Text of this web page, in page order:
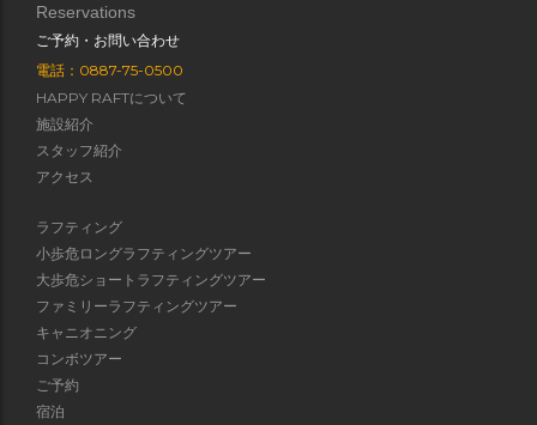
Reservations
ご予約・お問い合わせ
電話：0887-75-0500
HAPPY RAFTについて
施設紹介
スタッフ紹介
アクセス
ラフティング
小歩危ロングラフティングツアー
大歩危ショートラフティングツアー
ファミリーラフティングツアー
キャニオニング
コンボツアー
ご予約
宿泊